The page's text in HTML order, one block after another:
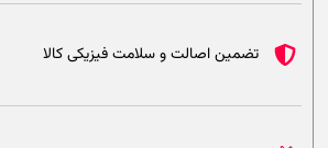
تضمین اصالت و سلامت فیزیکی کالا